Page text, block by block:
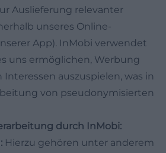
Auslieferung relevanter
unseres Online-
App). InMobi verwendet
uns ermöglichen, Werbung
Interessen auszuspielen, was in
von pseudonymisierten
durch InMobi:
Hierzu gehören unter anderem